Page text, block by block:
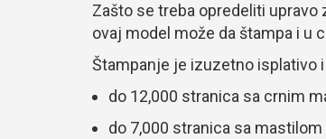
Zašto se treba opredeliti upravo
ovaj model može da štampa i u
Štampanje je izuzetno isplativo
do 12,000 stranica sa crnim
do 7,000 stranica sa mastilom